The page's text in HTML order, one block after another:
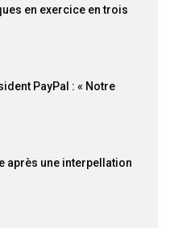
en exercice en trois
PayPal : « Notre
après une interpellation